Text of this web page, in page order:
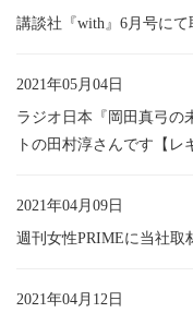
講談社『with』6月号にて
2021年05月04日
ラジオ日本『岡田真弓の
トの田村淳さんです【レ
2021年04月09日
週刊女性PRIMEに当社取
2021年04月12日